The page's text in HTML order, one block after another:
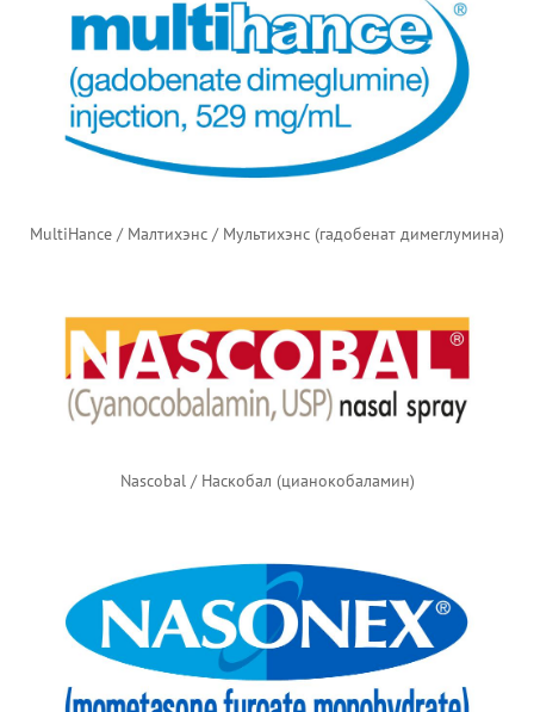
MultiHance / Малтихэнс / Мультихэнс (гадобенат димеглумина)
Nascobal / Наскобал (цианокобаламин)